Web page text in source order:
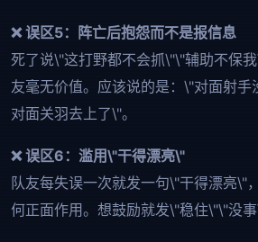
❌ 误区5：阵亡后抱怨而不是报信息
死了说\"这打野都不会抓\"\"辅助不保
友毫无价值。应该说的是：\"对面射
对面关羽去上了\"。
❌ 误区6：滥用\"干得漂亮\"
队友每失误一次就发一句\"干得漂亮\"
何正面作用。想鼓励就发\"稳住\"\"没事